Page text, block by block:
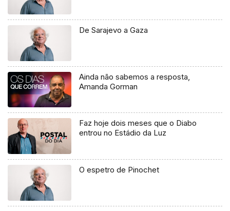
De Sarajevo a Gaza
Ainda não sabemos a resposta,
Amanda Gorman
Faz hoje dois meses que o Diabo
entrou no Estádio da Luz
O espetro de Pinochet